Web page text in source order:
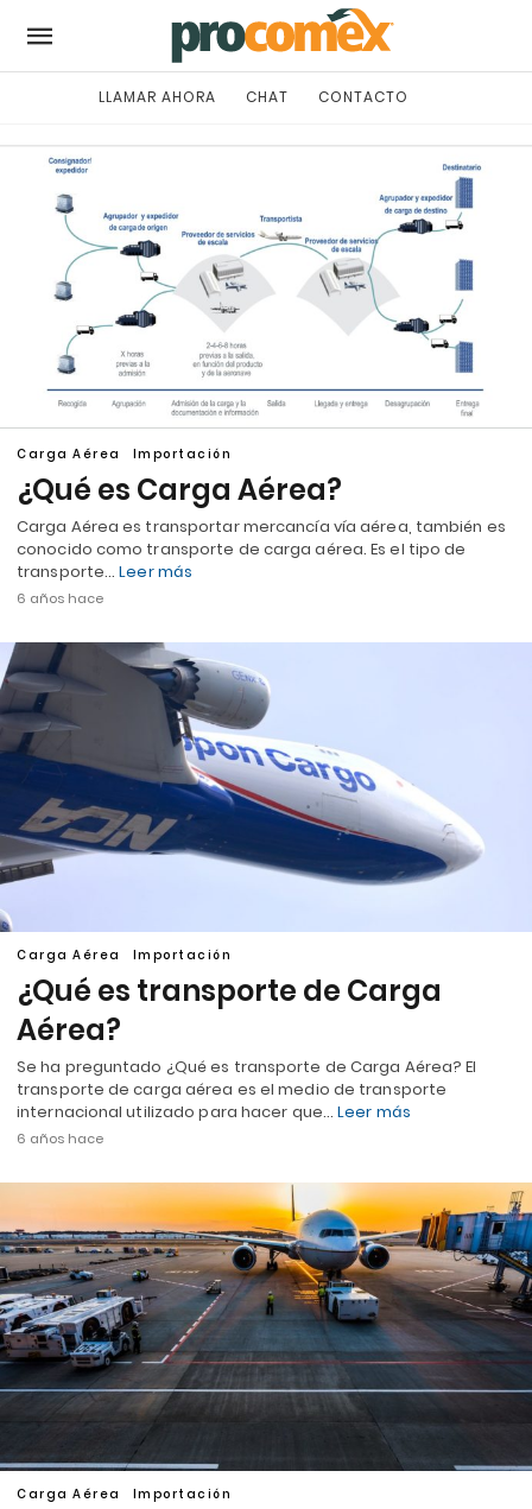
LLAMAR AHORA CHAT CONTACTO
Carga Aérea Importación
¿Qué es Carga Aérea?
Carga Aérea es transportar mercancía vía aérea, también es
conocido como transporte de carga aérea. Es el tipo de
transporte…Leer más
6 años hace
Carga Aérea Importación
¿Qué es transporte de Carga
Aérea?
Se ha preguntado ¿Qué es transporte de Carga Aérea? El
transporte de carga aérea es el medio de transporte
internacional utilizado para hacer que…Leer más
6 años hace
Carga Aérea Importación